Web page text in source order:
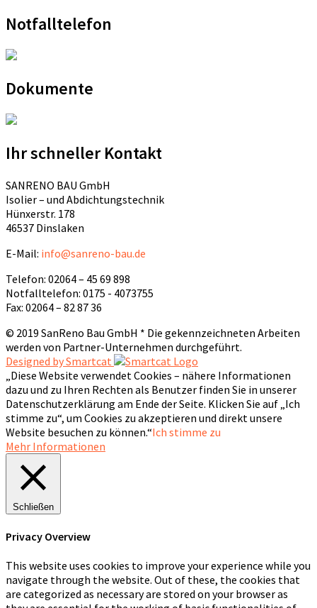
Notfalltelefon
Dokumente
Ihr schneller Kontakt
SANRENO BAU GmbH
Isolier – und Abdichtungstechnik
Hünxerstr. 178
46537 Dinslaken
E-Mail: info@sanreno-bau.de
Telefon: 02064 – 45 69 898
Notfalltelefon: 0175 - 4073755
Fax: 02064 – 82 87 36
© 2019 SanReno Bau GmbH * Die gekennzeichneten Arbeiten
werden von Partner-Unternehmen durchgeführt.
Designed by Smartcat
„Diese Website verwendet Cookies – nähere Informationen
dazu und zu Ihren Rechten als Benutzer finden Sie in unserer
Datenschutzerklärung am Ende der Seite. Klicken Sie auf „Ich
stimme zu“, um Cookies zu akzeptieren und direkt unsere
Website besuchen zu können.“Ich stimme zu
Mehr Informationen
Schließen
Privacy Overview
This website uses cookies to improve your experience while you
navigate through the website. Out of these, the cookies that
are categorized as necessary are stored on your browser as